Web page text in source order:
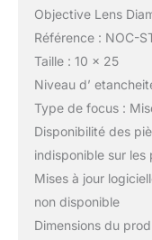
Objective Lens
Référence : NOC-
Taille : 10 x 25
Niveau d’
Type de focus :
Disponibilité des
indisponible sur
Mises à jour
non disponible
Dimensions du